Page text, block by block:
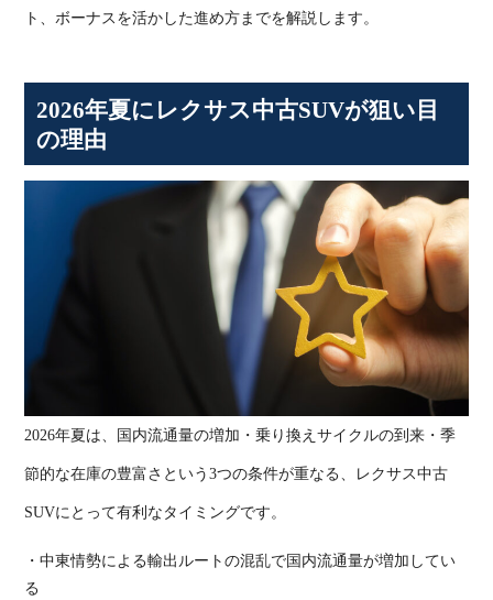
ト、ボーナスを活かした進め方までを解説します。
2026年夏にレクサス中古SUVが狙い目
の理由
2026年夏は、国内流通量の増加・乗り換えサイクルの到来・季
節的な在庫の豊富さという3つの条件が重なる、レクサス中古
SUVにとって有利なタイミングです。
・中東情勢による輸出ルートの混乱で国内流通量が増加してい
る